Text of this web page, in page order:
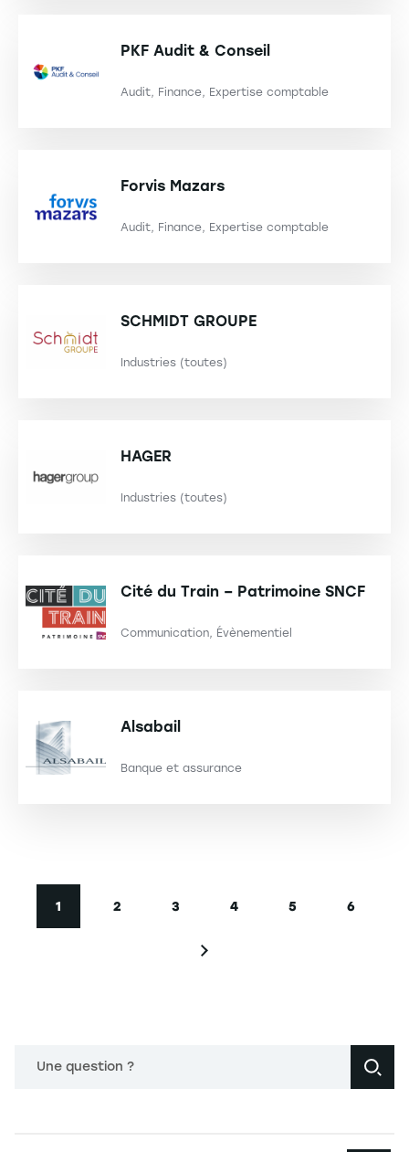
PKF Audit & Conseil
Audit, Finance, Expertise comptable
Forvis Mazars
Audit, Finance, Expertise comptable
SCHMIDT GROUPE
Industries (toutes)
HAGER
Industries (toutes)
Cité du Train – Patrimoine SNCF
Communication, Évènementiel
Alsabail
Banque et assurance
Page courante
1
Page
2
Page
3
Page
4
Page
5
Page
6
Page suivante
Une question ?